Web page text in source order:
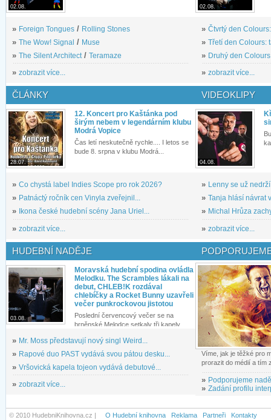
02.08.
» Foreign Tongues / Rolling Stones
» The Wow! Signal / Muse
» The Silent Architect/ Teramaze
» zobrazit více...
02.08.
» Čtvrtý den
» Třetí den Colours:
» Druhý den
» zobrazit více...
ČLÁNKY
28.07.
12. Koncert pro Kaštánka pod
širým nebem v legendárním klubu
Modrá Vopice
Čas letí neskutečně rychle.... I letos se
bude 8. srpna v klubu Modrá...
» Co chystá label Indies Scope pro rok 2026?
» Patnáctý ročník cen Vinyla zveřejnil...
»
Ikona české hudební scény Jana Uriel...
» zobrazit více...
VIDEOKLIPY
04.08.
» Lenny se už
» Tanja hlásí návrat
» Michal Hrůza
» zobrazit více...
HUDEBNÍ NADĚJE
03.08.
Moravská hudební spodina ovládla
Melodku. The Scrambles lákali na
debut, CHLEB!K rozdával
chlebíčky a Rocket Bunny uzavřeli
večer punkrockovou jistotou
Poslední červencový večer se na
brněnské Melodce setkaly tři kapely...
» Mr. Moss představují nový singl Weird...
» Rapové duo PAST vydává svou pátou desku...
» Vršovická kapela tojeon vydává debutové...
» zobrazit více...
Víme, jak je těžké pro
prorazit do médií a tím
» Podporujeme
» Zadání profilu
© 2010 HudebniKnihovna.cz | O Hudební knihovna Reklama Partneři Kontakty